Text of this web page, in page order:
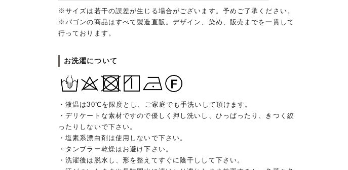
※サイズは若干の誤差が生じる場合がございます。予めご了承ください。
※パゴンの商品はすべて製造直販。デザイン、染め、販売までを一貫して
行っております。
お洗濯について
・液温は30℃を限度とし、ご家庭でも手洗いして頂けます。
・デリケートな素材ですので優しく押し洗いし、ひっぱったり、きつく絞
ったりしないで下さい。
・塩素系漂白剤は使用しないで下さい。
・タンブラー乾燥はお避け下さい。
・洗濯後は脱水し、形を整えてすぐに陰干しして下さい。